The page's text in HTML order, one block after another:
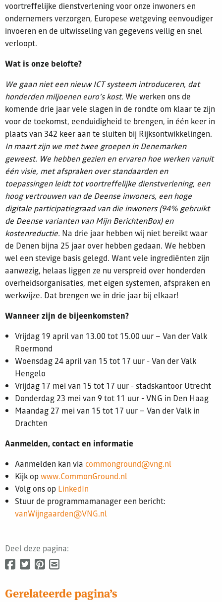
voortreffelijke dienstverlening voor onze inwoners en
ondernemers verzorgen, Europese wetgeving eenvoudiger
invoeren en de uitwisseling van gegevens veilig en snel
verloopt.
Wat is onze belofte?
We gaan niet een nieuw ICT systeem introduceren, dat
honderden miljoenen euro’s kost.We werken ons de
komende drie jaar vele slagen in de rondte om klaar te zijn
voor de toekomst, eenduidigheid te brengen, in één keer in
plaats van 342 keer aan te sluiten bij Rijksontwikkelingen.
In maart zijn we met twee groepen in Denemarken
geweest. We hebben gezien en ervaren hoe werken vanuit
één visie, met afspraken over standaarden en
toepassingen leidt tot voortreffelijke dienstverlening, een
hoog vertrouwen van de Deense inwoners, een hoge
digitale participatiegraad van die inwoners (94% gebruikt
de Deense varianten van Mijn BerichtenBox) en
kostenreductie.Na drie jaar hebben wij niet bereikt waar
de Denen bijna 25 jaar over hebben gedaan. We hebben
wel een stevige basis gelegd. Want vele ingrediënten zijn
aanwezig, helaas liggen ze nu verspreid over honderden
overheidsorganisaties, met eigen systemen, afspraken en
werkwijze. Dat brengen we in drie jaar bij elkaar!
Wanneer zijn de bijeenkomsten?
Vrijdag 19 april van 13.00 tot 15.00 uur – Van der Valk
Roermond
Woensdag 24 april van 15 tot 17 uur - Van der Valk
Hengelo
Vrijdag 17 mei van 15 tot 17 uur - stadskantoor Utrecht
Donderdag 23 mei van 9 tot 11 uur - VNG in Den Haag
Maandag 27 mei van 15 tot 17 uur – Van der Valk in
Drachten
Aanmelden, contact en informatie
Aanmelden kan viacommonground@vng.nl
Kijk opwww.CommonGround.nl
Volg ons opLinkedIn
Stuur de programmamanager een bericht:
vanWijngaarden@VNG.nl
Deel deze pagina:
Gerelateerde pagina’s